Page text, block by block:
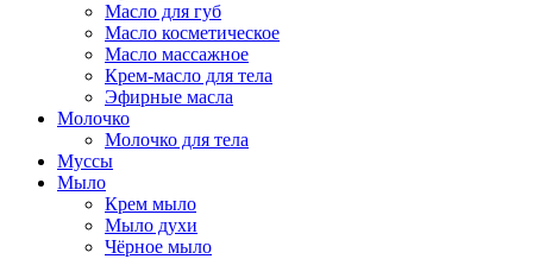
Масло для губ
Масло косметическое
Масло массажное
Крем-масло для тела
Эфирные масла
Молочко
Молочко для тела
Муссы
Мыло
Крем мыло
Мыло духи
Чёрное мыло